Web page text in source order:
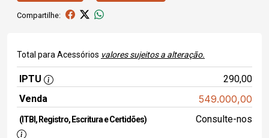
Compartilhe:
Total para Acessórios valores sujeitos a alteração.
IPTU
290,00
Venda
549.000,00
(ITBI, Registro, Escritura e Certidões) Consulte-nos